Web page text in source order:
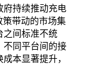
府持续推动充电
策带动的市场集
之间标准不统
不同平台间的接
本显著提升，